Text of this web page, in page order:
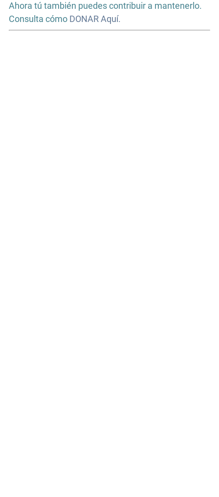
Ahora tú también puedes contribuir a mantenerlo.
Consulta cómo DONAR Aquí.